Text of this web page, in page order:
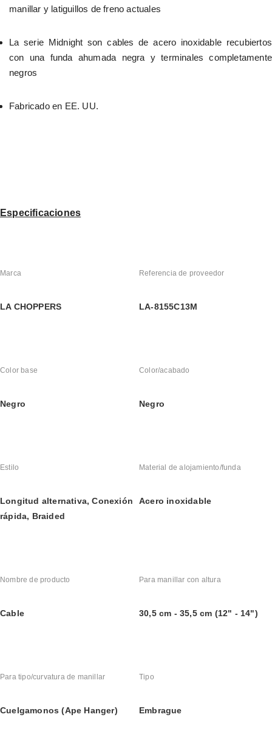
manillar y latiguillos de freno actuales
La serie Midnight son cables de acero inoxidable recubiertos
con una funda ahumada negra y terminales completamente
negros
Fabricado en EE. UU.
Especificaciones
Marca
LA CHOPPERS
Referencia de proveedor
LA-8155C13M
Color base
Negro
Color/acabado
Negro
Estilo
Longitud alternativa, Conexión
rápida, Braided
Material de alojamiento/funda
Acero inoxidable
Nombre de producto
Cable
Para manillar con altura
30,5 cm - 35,5 cm (12" - 14")
Para tipo/curvatura de manillar
Cuelgamonos (Ape Hanger)
Tipo
Embrague